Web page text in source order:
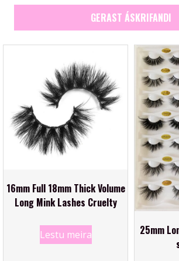
GERAST ÁSKRIFANDI
16mm Full 18mm Thick Volume
Long Mink Lashes Cruelty
Lestu meira
25mm